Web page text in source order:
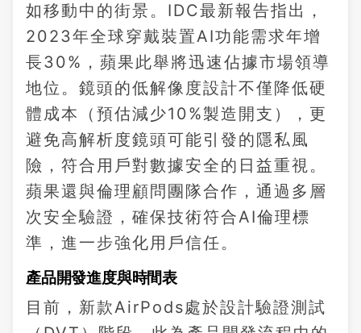
如移動中的街景。IDC最新報告指出，
2023年全球穿戴裝置AI功能需求年增
長30%，蘋果此舉將迅速佔據市場領導
地位。鏡頭的低解像度設計不僅降低硬
體成本（預估減少10%製造開支），更
避免高解析度鏡頭可能引發的隱私風
險，符合用戶對數據安全的日益重視。
蘋果還與倫理顧問團隊合作，通過多層
次安全驗證，確保技術符合AI倫理標
準，進一步強化用戶信任。
產品開發進度與時間表
目前，新款AirPods處於設計驗證測試